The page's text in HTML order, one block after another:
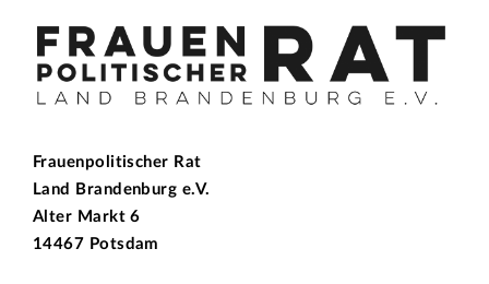
Frauenpolitischer Rat
Land Brandenburg e.V.
Alter Markt 6
14467 Potsdam